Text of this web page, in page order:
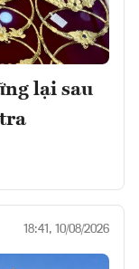
lại sau
18:41, 10/08/2026